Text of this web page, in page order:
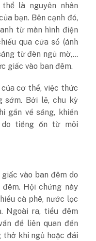
là nguyên nhân
bạn. Bên cạnh đó,
từ màn hình điện
qua cửa sổ (ánh
từ đèn ngủ mờ,…
giấc vào ban đêm.
cơ thể, việc thức
sớm. Bởi lẽ, chu kỳ
gần về sáng, khiến
tiếng ồn từ môi
vào ban đêm do
Hội chứng này
cà phê, nước lọc
Ngoài ra, tiểu đêm
đề liên quan đến
thở khi ngủ hoặc đái